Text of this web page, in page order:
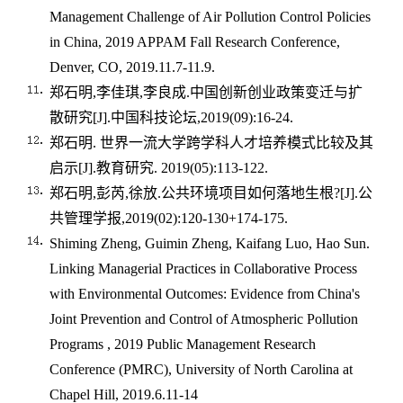
Management Challenge of Air Pollution Control Policies
in China, 2019 APPAM Fall Research Conference,
Denver, CO, 2019.11.7-11.9.
郑石明,李佳琪,李良成.中国创新创业政策变迁与扩
散研究[J].中国科技论坛,2019(09):16-24.
郑石明. 世界一流大学跨学科人才培养模式比较及其
启示[J].教育研究. 2019(05):113-122.
郑石明,彭芮,徐放.公共环境项目如何落地生根?[J].公
共管理学报,2019(02):120-130+174-175.
Shiming Zheng, Guimin Zheng, Kaifang Luo, Hao Sun.
Linking Managerial Practices in Collaborative Process
with Environmental Outcomes: Evidence from China's
Joint Prevention and Control of Atmospheric Pollution
Programs , 2019 Public Management Research
Conference (PMRC), University of North Carolina at
Chapel Hill, 2019.6.11-14